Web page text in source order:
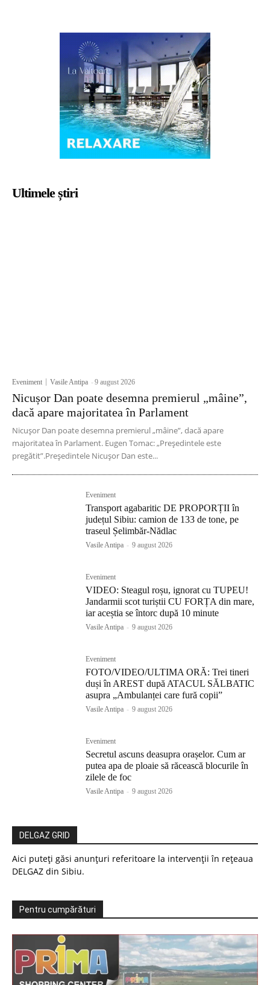
Ultimele știri
Eveniment Vasile Antipa -9 august 2026
Nicușor Dan poate desemna premierul „mâine”,
dacă apare majoritatea în Parlament
Nicușor Dan poate desemna premierul „mâine”, dacă apare
majoritatea în Parlament. Eugen Tomac: „Președintele este
pregătit”.Președintele Nicușor Dan este...
Eveniment
Transport agabaritic DE PROPORȚII în
județul Sibiu: camion de 133 de tone, pe
traseul Șelimbăr-Nădlac
Vasile Antipa - 9 august 2026
Eveniment
VIDEO: Steagul roșu, ignorat cu TUPEU!
Jandarmii scot turiștii CU FORȚA din mare,
iar aceștia se întorc după 10 minute
Vasile Antipa - 9 august 2026
Eveniment
FOTO/VIDEO/ULTIMA ORĂ: Trei tineri
duși în AREST după ATACUL SĂLBATIC
asupra „Ambulanței care fură copii”
Vasile Antipa - 9 august 2026
Eveniment
Secretul ascuns deasupra orașelor. Cum ar
putea apa de ploaie să răcească blocurile în
zilele de foc
Vasile Antipa - 9 august 2026
DELGAZ GRID
Aici puteți găsi anunțuri referitoare la intervenții în rețeaua
DELGAZ din Sibiu.
Pentru cumpărături